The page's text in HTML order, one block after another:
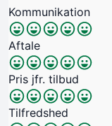
Kommunikation
Aftale
Pris jfr. tilbud
Tilfredshed